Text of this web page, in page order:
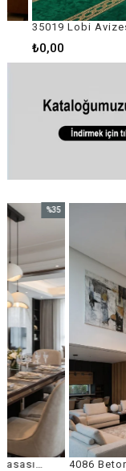
35019 Lobi Avizesi
₺0,00
4086 Beton Avize